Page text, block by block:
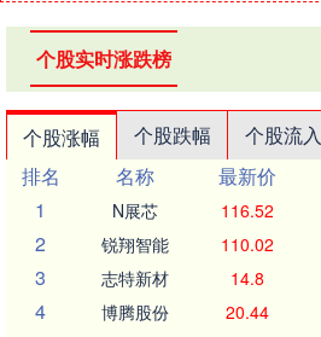
个股实时涨跌榜
个股涨幅 个股跌幅 个股流入
排名
名称 最新价
1
N展芯 116.52
2 锐翔智能 110.02
3 志特新材 14.8
4 博腾股份 20.44